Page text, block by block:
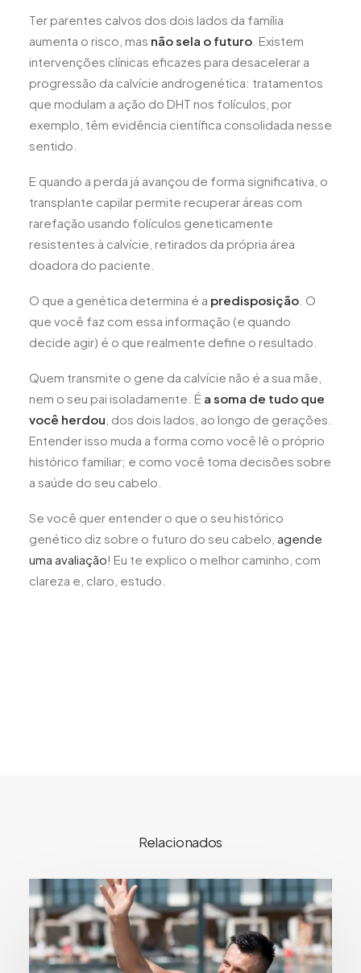
Ter parentes calvos dos dois lados da família
aumenta o risco, mas não sela o futuro . Existem
intervenções clínicas eficazes para desacelerar a
progressão da calvície androgenética: tratamentos
que modulam a ação do DHT nos folículos, por
exemplo, têm evidência científica consolidada nesse
sentido.
E quando a perda já avançou de forma significativa, o
transplante capilar permite recuperar áreas com
rarefação usando folículos geneticamente
resistentes à calvície, retirados da própria área
doadora do paciente.
O que a genética determina é a predisposição . O
que você faz com essa informação (e quando
decide agir) é o que realmente define o resultado.
Quem transmite o gene da calvície não é a sua mãe,
nem o seu pai isoladamente. É a soma de tudo que
você herdou , dos dois lados, ao longo de gerações.
Entender isso muda a forma como você lê o próprio
histórico familiar; e como você toma decisões sobre
a saúde do seu cabelo.
Se você quer entender o que o seu histórico
genético diz sobre o futuro do seu cabelo, agende
uma avaliação! Eu te explico o melhor caminho, com
clareza e, claro, estudo.
Relacionados